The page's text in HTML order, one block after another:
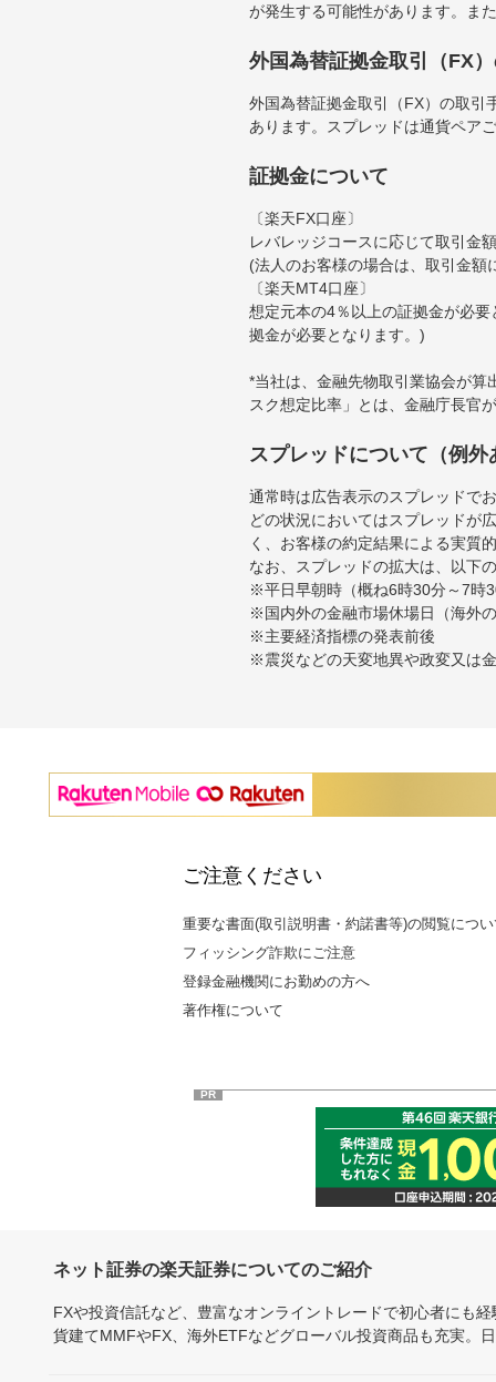
が発生する可能性があります。ま
外国為替証拠金取引（FX
外国為替証拠金取引（FX）の取引
あります。スプレッドは通貨ペア
証拠金について
〔楽天FX口座〕
レバレッジコースに応じて取引金
(法人のお客様の場合は、取引金
〔楽天MT4口座〕
想定元本の4％以上の証拠金が必
拠金が必要となります。)
*当社は、金融先物取引業協会が算
スク想定比率」とは、金融庁長官
スプレッドについて（例外
通常時は広告表示のスプレッドで
どの状況においてはスプレッドが
く、お客様の約定結果による実質
なお、スプレッドの拡大は、以下
※平日早朝時（概ね6時30分～7時
※国内外の金融市場休場日（海外
※主要経済指標の発表前後
※震災などの天変地異や政変又は
ご注意ください
重要な書面(取引説明書・約諾書等)の閲覧につ
フィッシング詐欺にご注意
登録金融機関にお勤めの方へ
著作権について
PR
ネット証券の楽天証券についてのご紹介
FXや投資信託など、豊富なオンライントレードで初心者にも
貨建てMMFやFX、海外ETFなどグローバル投資商品も充実。